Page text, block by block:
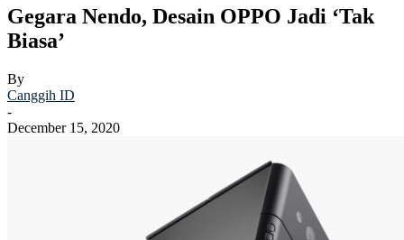
Gegara Nendo, Desain OPPO Jadi ‘Tak
Biasa’
By
Canggih ID
-
December 15, 2020